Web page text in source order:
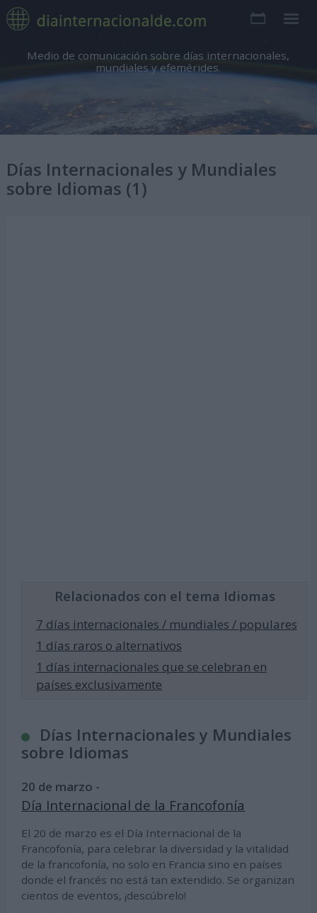
Medio de comunicación sobre días internacionales,
mundiales y efemérides.
Días Internacionales y Mundiales
sobre Idiomas (1)
Relacionados con el tema Idiomas
7 días internacionales / mundiales / populares
1 días raros o alternativos
1 días internacionales que se celebran en
países exclusivamente
Días Internacionales y Mundiales
sobre Idiomas
20 de marzo -
Día Internacional de la Francofonía
El 20 de marzo es el Día Internacional de la
Francofonía, para celebrar la diversidad y la vitalidad
de la francofonía, no solo en Francia sino en países
donde el francés no está tan extendido. Se organizan
cientos de eventos, ¡descúbrelo!